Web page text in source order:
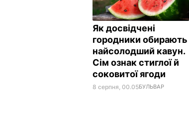
Як досвідчені
городники обирають
найсолодший кавун.
Сім ознак стиглої й
соковитої ягоди
8 серпня, 00.05БУЛЬВАР